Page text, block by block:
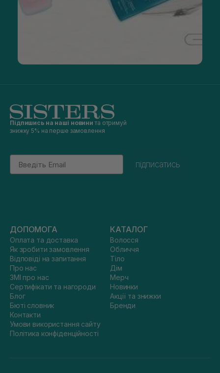
Підпишись на наші новини та отримуй
знижку 5% на перше замовлення
Email
підписатись
ДОПОМОГА
Оплата та доставка
Як зробити замовлення
Відповіді на запитання
Про нас
ЗМІ про нас
Сертифікати та нагороди
Блог
Бюті словник
Контакти
Умови використання сайту
Політика конфіденційності
КАТАЛОГ
Волосся
Обличчя
Тіло
Дім
Мерч
Новинки
Акції та знижки
Бренди